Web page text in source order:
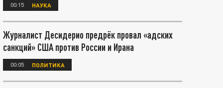
00:15 НАУКА
Журналист Десидерио предрёк провал «адских
санкций» США против России и Ирана
00:05 ПОЛИТИКА